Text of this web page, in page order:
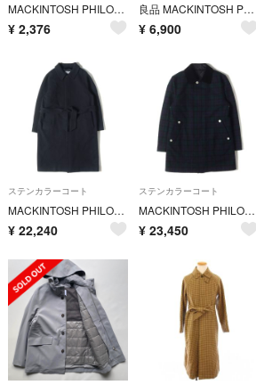
MACKINTOSH PHILOSOPHY(マッキントッシュフィロソフィー)
¥ 2,376
良品 MACKINTOSH PHILOSOPHY 38 ウールステンカラーコート
¥ 6,900
ステンカラーコート
MACKINTOSH PHILOSOPHY マッキントッシュ フィロソフィー コート ネイビー 紺 サイズ:6 | メルトンウール ステンカラーコート | アウター ジャケット 上着【メンズ】【中古】
¥ 22,240
ステンカラーコート
MACKINTOSH PHILOSOPHY マッキントッシュ フィロソフィー コート グリーン ネイビー ブラック サイズ:40 | チェックウール × キルティング リバーシブル ステンカラーコート | アウター ジャケット 上着【メンズ】【中古】
¥ 23,450